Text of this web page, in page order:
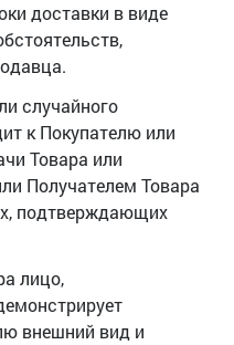
доставки в виде
случайного
к Покупателю или
Товара или
Получателем Товара
подтверждающих
лицо,
внешний вид и